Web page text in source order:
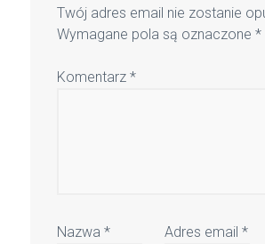
Twój adres email nie zostanie
Wymagane pola są oznaczone *
Komentarz *
Nazwa * Adres email *